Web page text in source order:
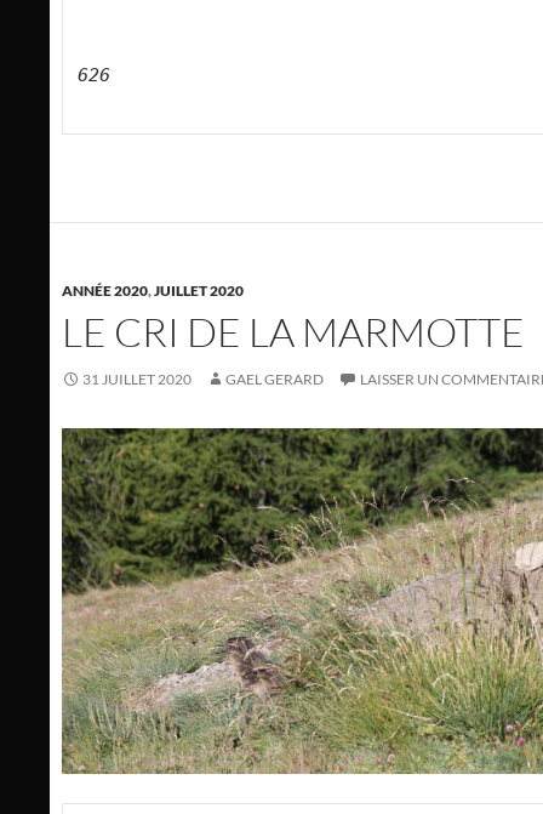
626
ANNÉE 2020,JUILLET 2020
LE CRI DE LA MARMOTTE
31 JUILLET 2020 GAEL GERARD LAISSER UN